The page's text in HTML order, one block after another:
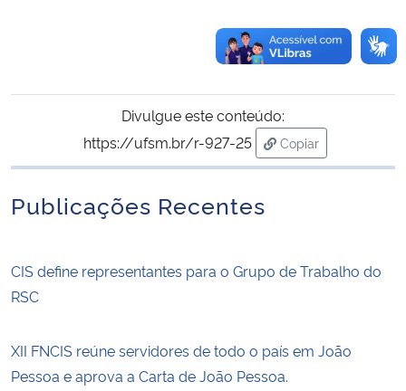
Divulgue este conteúdo:
https://ufsm.br/r-927-25
Copiar
para área de
Publicações Recentes
CIS define representantes para o Grupo de Trabalho do
RSC
XII FNCIS reúne servidores de todo o país em João
Pessoa e aprova a Carta de João Pessoa.